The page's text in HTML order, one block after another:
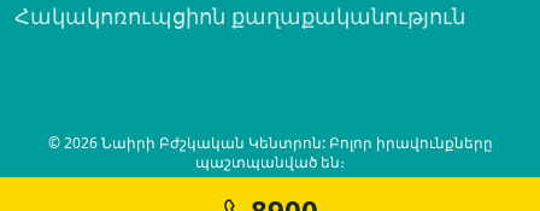
Հակակոռուպցիոն քաղաքականություն
© 2026 Նաիրի Բժշկական Կենտրոն: Բոլոր իրավունքները
պաշտպանված են։
Created by SITELAND